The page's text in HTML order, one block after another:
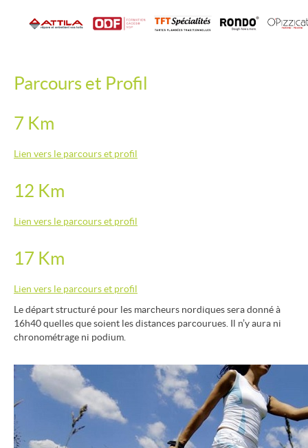
Parcours et Profil
7 Km
Lien vers le parcours et profil
12 Km
Lien vers le parcours et profil
17 Km
Lien vers le parcours et profil
Le départ structuré pour les marcheurs nordiques sera donné à
16h40 quelles que soient les distances parcourues. Il n’y aura ni
chronométrage ni podium.